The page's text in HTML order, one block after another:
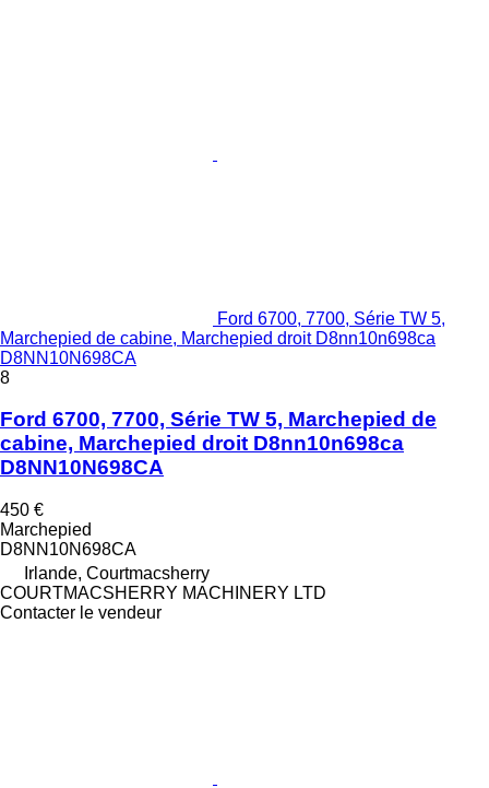
Ford 6700, 7700, Série TW 5,
Marchepied de cabine, Marchepied droit D8nn10n698ca
D8NN10N698CA
8
Ford 6700, 7700, Série TW 5, Marchepied de
cabine, Marchepied droit D8nn10n698ca
D8NN10N698CA
450 €
Marchepied
D8NN10N698CA
Irlande, Courtmacsherry
COURTMACSHERRY MACHINERY LTD
Contacter le vendeur